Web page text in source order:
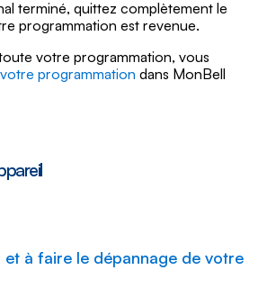
terminé, quittez complètement le
programmation est revenue.
votre programmation, vous
programmation dans MonBell
à faire le dépannage de votre